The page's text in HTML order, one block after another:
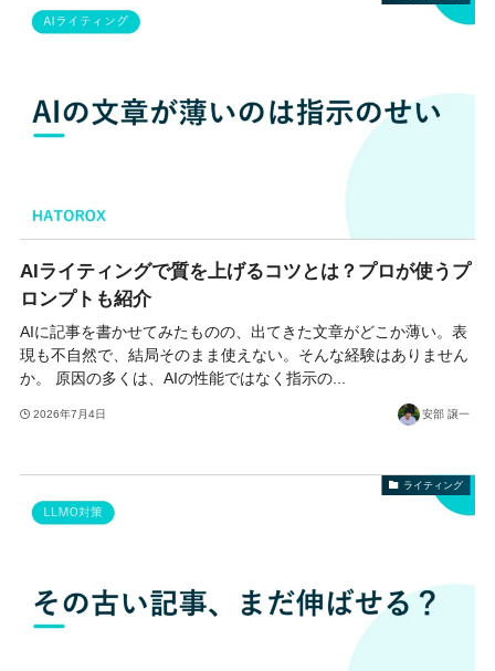
AIライティングで質を上げるコツとは？プロが使うプ
ロンプトも紹介
AIに記事を書かせてみたものの、出てきた文章がどこか薄い。表
現も不自然で、結局そのまま使えない。そんな経験はありません
か。 原因の多くは、AIの性能ではなく指示の...
2026年7月4日 安部 譲一
ライティング